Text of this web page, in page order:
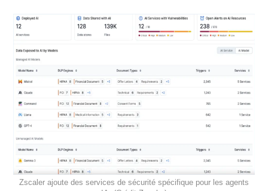
Zscaler ajoute des services de sécurité spécifique pour les agents